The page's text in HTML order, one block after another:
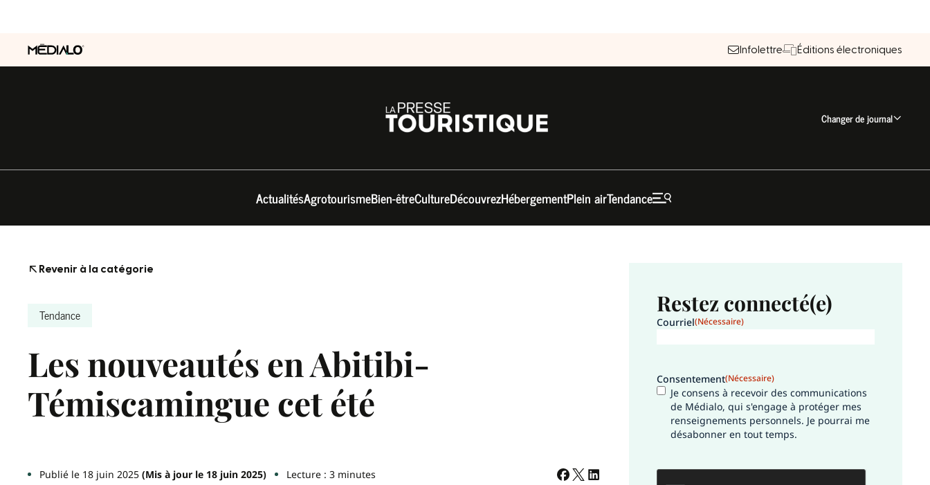
Infolettre Éditions électroniques
Changer de journal
ActualitésAgrotourismeBien-êtreCultureDécouvrezHébergementPlein airTendance
Revenir à la catégorie
Tendance
Les nouveautés en Abitibi-
Témiscamingue cet été
Publié le 18 juin 2025(Mis à jour le 18 juin 2025) Lecture : 3 minutes
Restez connecté(e)
Courriel(Nécessaire)
Consentement(Nécessaire)
Je consens à recevoir des communications
de Médialo, qui s'engage à protéger mes
renseignements personnels. Je pourrai me
désabonner en tout temps.
CAPTCHA